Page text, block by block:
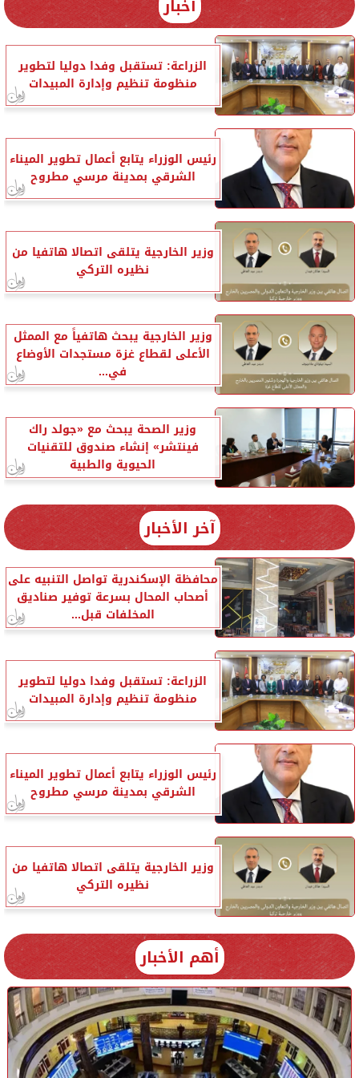
أخبار
الزراعة: تستقبل وفدا دوليا لتطوير
منظومة تنظيم وإدارة المبيدات
رئيس الوزراء يتابع أعمال تطوير الميناء
الشرقي بمدينة مرسي مطروح
وزير الخارجية يتلقى اتصالا هاتفيا من
نظيره التركي
وزير الخارجية يبحث هاتفياً مع الممثل
الأعلى لقطاع غزة مستجدات الأوضاع
في...
وزير الصحة يبحث مع «جولد راك
فينتشر» إنشاء صندوق للتقنيات
الحيوية والطبية
آخر الأخبار
محافظة الإسكندرية تواصل التنبيه على
أصحاب المحال بسرعة توفير صناديق
المخلفات قبل...
الزراعة: تستقبل وفدا دوليا لتطوير
منظومة تنظيم وإدارة المبيدات
رئيس الوزراء يتابع أعمال تطوير الميناء
الشرقي بمدينة مرسي مطروح
وزير الخارجية يتلقى اتصالا هاتفيا من
نظيره التركي
أهم الأخبار